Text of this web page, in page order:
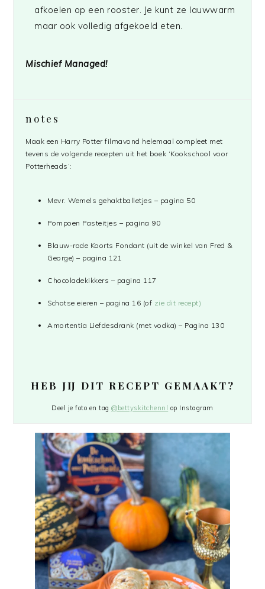
afkoelen op een rooster. Je kunt ze lauwwarm
maar ook volledig afgekoeld eten.
Mischief Managed!
notes
Maak een Harry Potter filmavond helemaal compleet met
tevens de volgende recepten uit het boek ‘Kookschool voor
Potterheads’:
Mevr. Wemels gehaktballetjes – pagina 50
Pompoen Pasteitjes – pagina 90
Blauw-rode Koorts Fondant (uit de winkel van Fred &
George) – pagina 121
Chocoladekikkers – pagina 117
Schotse eieren – pagina 16 (of zie dit recept)
Amortentia Liefdesdrank (met vodka) – Pagina 130
HEB JIJ DIT RECEPT GEMAAKT?
Deel je foto en tag@bettyskitchennl op Instagram